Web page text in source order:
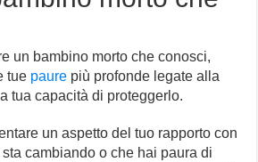
un bambino morto che conosci,
tue paure più profonde legate alla
tua capacità di proteggerlo.
un aspetto del tuo rapporto con
cambiando o che hai paura di